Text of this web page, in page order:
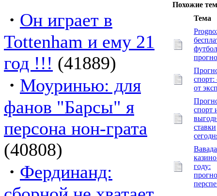
· Он играет в
Tottenham и ему 21
год !!! (41889)
· Моуринью: для
фанов "Барсы" я
персона нон-грата
(40808)
· Фердинанд:
Похожие
Тема
спорт:
от
спорт
ставки
Вавада
году: